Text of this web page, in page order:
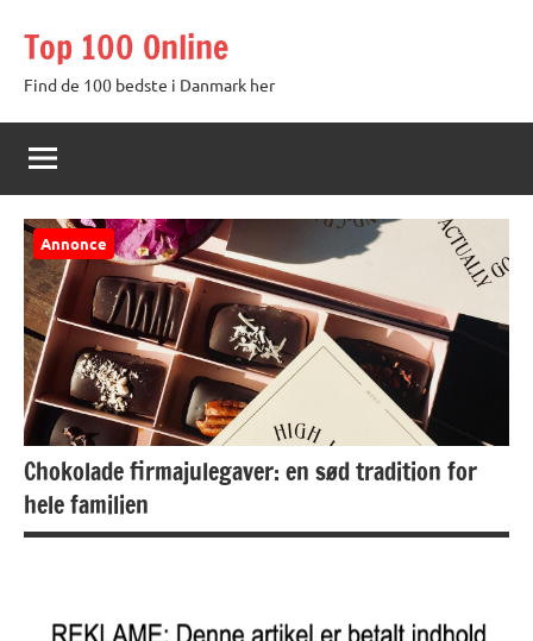
indhold
Top 100 Online
Find de 100 bedste i Danmark her
Annonce
Chokolade firmajulegaver: en sød tradition for
hele familien